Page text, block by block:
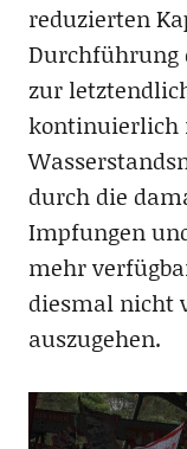
reduzierten
Durchführung
zur
kontinuierlich
durch die
Impfungen
mehr
diesmal nicht
auszugehen.